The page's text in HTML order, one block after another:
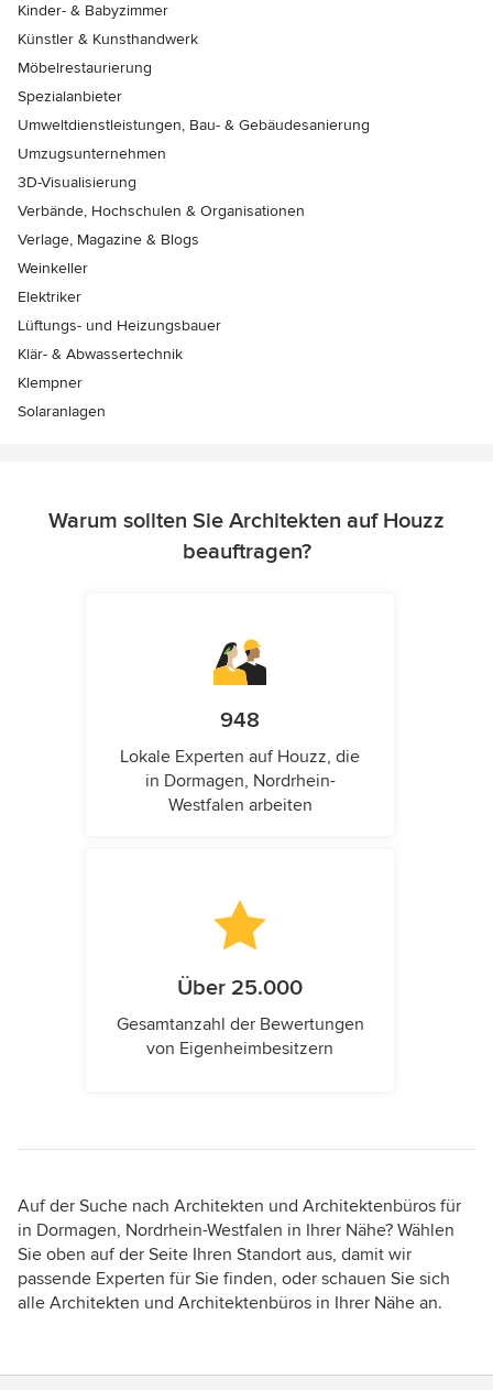
Kinder- & Babyzimmer
Künstler & Kunsthandwerk
Möbelrestaurierung
Spezialanbieter
Umweltdienstleistungen, Bau- & Gebäudesanierung
Umzugsunternehmen
3D-Visualisierung
Verbände, Hochschulen & Organisationen
Verlage, Magazine & Blogs
Weinkeller
Elektriker
Lüftungs- und Heizungsbauer
Klär- & Abwassertechnik
Klempner
Solaranlagen
Warum sollten Sie Architekten auf Houzz
beauftragen?
948
Lokale Experten auf Houzz, die
in Dormagen, Nordrhein-
Westfalen arbeiten
Über 25.000
Gesamtanzahl der Bewertungen
von Eigenheimbesitzern
Auf der Suche nach Architekten und Architektenbüros für
in Dormagen, Nordrhein-Westfalen in Ihrer Nähe? Wählen
Sie oben auf der Seite Ihren Standort aus, damit wir
passende Experten für Sie finden, oder schauen Sie sich
alle Architekten und Architektenbüros in Ihrer Nähe an.